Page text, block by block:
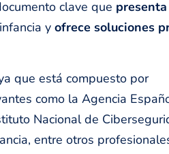
clave que
y ofrece soluciones
que está compuesto por
como la Agencia
Nacional de
entre otros